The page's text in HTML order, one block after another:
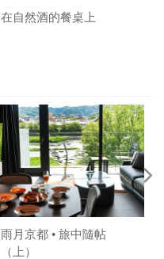
在自然酒的餐桌上
雨月京都 • 旅中隨帖
（上）